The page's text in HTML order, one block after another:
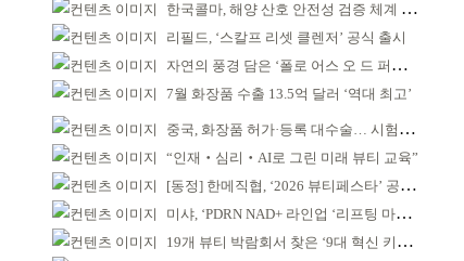
한국콜마, 해양 산호 안전성 검증 체계 구축
리필드, ‘스칼프 리셋 클렌저’ 공식 출시
자연의 풍경 담은 ‘폴로 어스 오 드 퍼퓸’ 4종 출시
7월 화장품 수출 13.5억 달러 ‘역대 최고’
중국, 화장품 허가·등록 대수술… 시험자료 공용 허용
“인재‧심리‧AI로 그린 미래 뷰티 교육”
[동정] 한메직협, ‘2026 뷰티페스타’ 공동 주최
미샤, ‘PDRN NAD+ 라인업 ‘리프팅 마스크’ 출시
19개 뷰티 박람회서 찾은 ‘9대 혁신 키워드’